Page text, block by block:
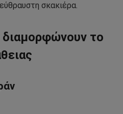
σκακιέρα.
το